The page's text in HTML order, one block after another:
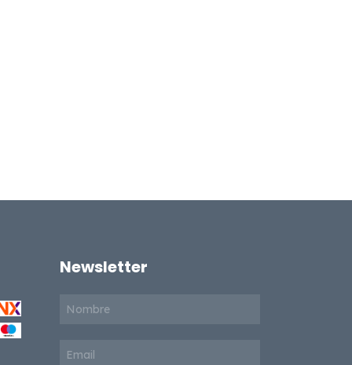
Newsletter